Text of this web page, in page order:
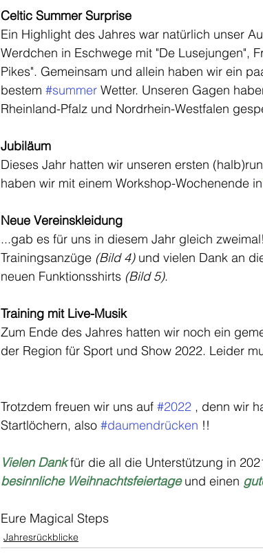
Celtic Summer Surprise
Ein Highlight des Jahres war natürlich unser
Werdchen in Eschwege mit "De Lusejungen",
Pikes". Gemeinsam und allein haben wir ein
bestem #summer Wetter. Unseren Gagen
Rheinland-Pfalz und Nordrhein-Westfalen
Jubiläum
Dieses Jahr hatten wir unseren ersten
haben wir mit einem Workshop-Wochenende in
Neue Vereinskleidung
...gab es für uns in diesem Jahr gleich
Trainingsanzüge (Bild 4) und vielen Dank an
neuen Funktionsshirts (Bild 5).
Training mit Live-Musik
Zum Ende des Jahres hatten wir noch ein
der Region für Sport und Show 2022. Leider
Trotzdem freuen wir uns auf #2022 , denn wir
Startlöchern, also #daumendrücken !!
Vielen Dank für die all die Unterstützung in
besinnliche Weihnachtsfeiertage und einen
Eure Magical Steps
Jahresrückblicke